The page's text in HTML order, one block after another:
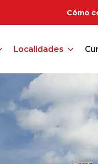
Cómo
Localidades